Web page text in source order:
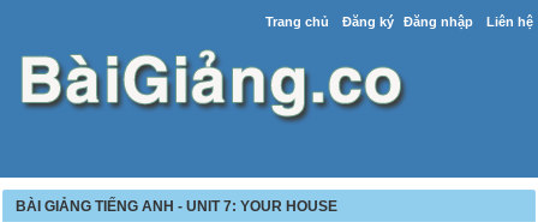
Trang chủ Đăng ký Đăng nhập Liên hệ
BÀI GIẢNG TIẾNG ANH - UNIT 7: YOUR HOUSE